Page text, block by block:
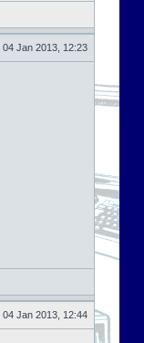
04 Jan 2013, 12:23
04 Jan 2013, 12:44